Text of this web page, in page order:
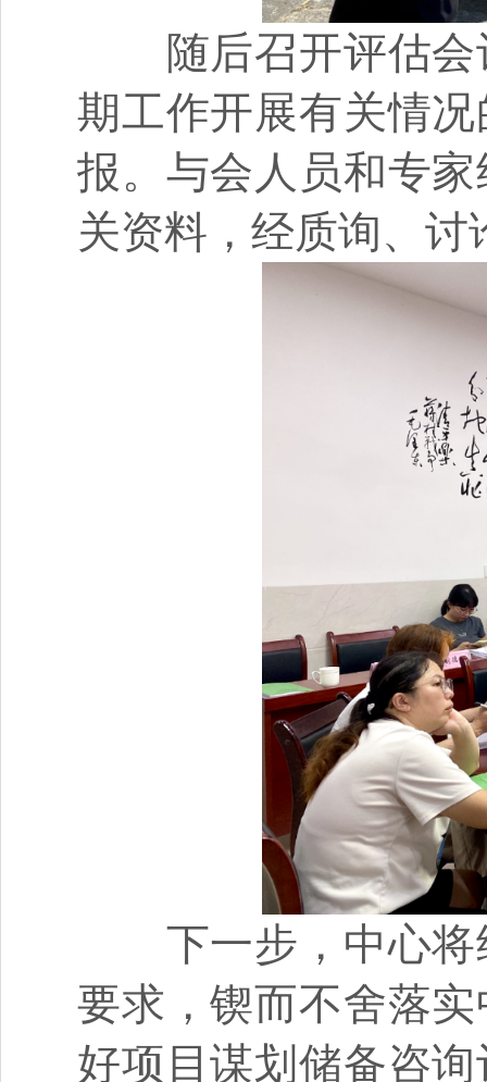
随后召开评估会
期工作开展有关情
报。与会人员和专
关资料，经质询、
下一步，中心将
要求，锲而不舍落
好项目谋划储备咨